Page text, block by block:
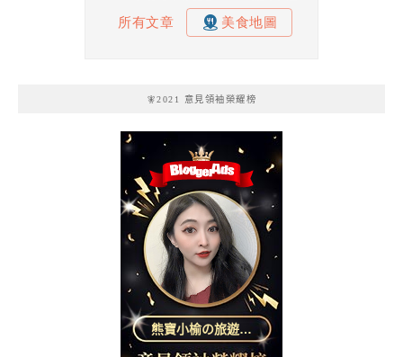
🧚2021 意見領袖榮耀榜
熊寶小榆の旅遊日
記